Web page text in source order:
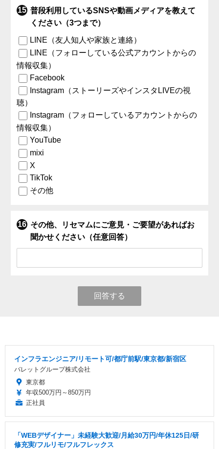
普段利用しているSNSや動画メディアを教えて
ください（3つまで）
LINE（友人知人や家族と連絡）
LINE（フォローしている公式アカウントからの
情報収集）
Facebook
Instagram（ストーリーズやインスタLIVEの視
聴）
Instagram（フォローしているアカウントからの
情報収集）
YouTube
mixi
X
TikTok
その他
その他、リセマムにご意見・ご要望があればお
聞かせください（任意回答）
回答する
インフラエンジニア/リモート可/都庁前駅/東京都/新宿区
バレットグループ株式会社
東京都
年収500万円～850万円
正社員
「WEBデザイナー」未経験大歓迎/月給30万円/年休125日/研
修充実/フルリモ/フルフレックス